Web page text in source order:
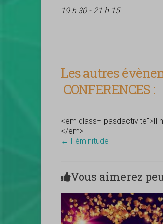
19 h 30 - 21 h 15
Les autres
CONFERENCES :
<em class="pasdactivite">Il
</em>
← Féminitude
Vous aimerez